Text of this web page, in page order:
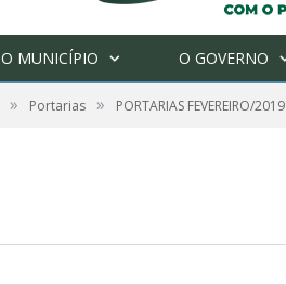
O MUNICÍPIO O GOVERNO
» Portarias » PORTARIAS FEVEREIRO/2019